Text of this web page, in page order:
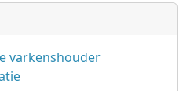
varkenshouder